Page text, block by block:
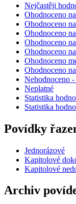
Nejčastěji
Ohodnoceno
Ohodnoceno
Ohodnoceno
Ohodnoceno
Ohodnoceno
Ohodnoceno
Ohodnoceno
Nehodnoceno -
Neplatné
Statistika
Statistika
Povídky
Jednorázové
Kapitolové
Kapitolové
Archiv